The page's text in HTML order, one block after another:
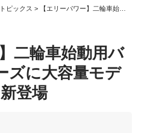
トピックス > 【エリーパワー】二輪車始動用バッテリーPシリーズに大容量モデル「HY110SS」新登場
二輪車始動用バ
ズに大容量モデ
登場